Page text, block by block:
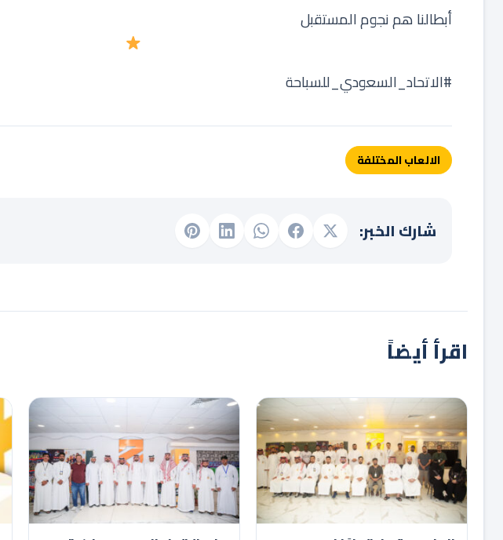
‏أبطالنا هم نجوم المستقبل
‏⁧‫#الاتحاد_السعودي_للسباحة‬⁩
الالعاب المختلفة
شارك الخبر:
اقرأ أيضاً